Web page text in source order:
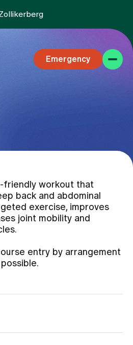
Emergency
friendly workout that
back and abdominal
exercise, improves
joint mobility and
entry by arrangement